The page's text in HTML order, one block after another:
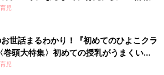
児
世話まるわかり！『初めてのひよこクラ
巻頭大特集〉初めての授乳がうまくい
・ミルクの基本と夏のトラブル 解決テ
児